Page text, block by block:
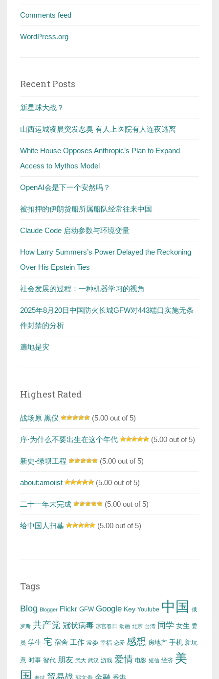
Comments feed
WordPress.org
Recent Posts
新星球大战？
山西运城凌晨突发恶臭 有人上医院有人连夜逃离
White House Opposes Anthropic’s Plan to Expand
Access to Mythos Model
OpenAI会是下一个安然吗？
被扣押的伊朗货船所属船队经常往来中国
Claude Code 启动参数与环境变量
How Larry Summers’s Power Delayed the Reckoning
Over His Epstein Ties
社会发展的过程：一种机器学习的视角
2025年8月20日中国防火长城GFW对443端口实施无条
件封禁的分析
遍地是灾
Highest Rated
战场原 黑仪 (5.00 out of 5)
序·为什么不要出生在这个年代 (5.00 out of 5)
新史-绿坝工程 (5.00 out of 5)
about:amoiist (5.00 out of 5)
二十一年未完成 (5.00 out of 5)
给中国人扫墓 (5.00 out of 5)
Tags
Blog Blogger Flickr GFW Google Key Youtube 中国 俄
罗斯 共产党 冠状病毒 凉宫春日 动画 北京 台湾 同学 女生 委
员 学生 宅 宿舍 工作 常委 幸福 恋爱 感想 房地产 手机 新玩
意 时事 智代 朋友 武大 武汉 游戏 爱情 电影 短信 经济 美
国
贸易战 金融 香港